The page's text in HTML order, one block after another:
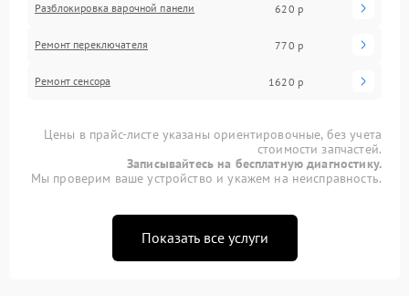
Разблокировка варочной панели 620 р
Ремонт переключателя 770 р
Ремонт сенсора 1620 р
Цены в прайс-листе указаны ориентировочные, без учета
стоимости запчастей.
Записывайтесь на бесплатную диагностику.
Мы проверим ваше устройство и укажем на неисправность.
Показать все услуги